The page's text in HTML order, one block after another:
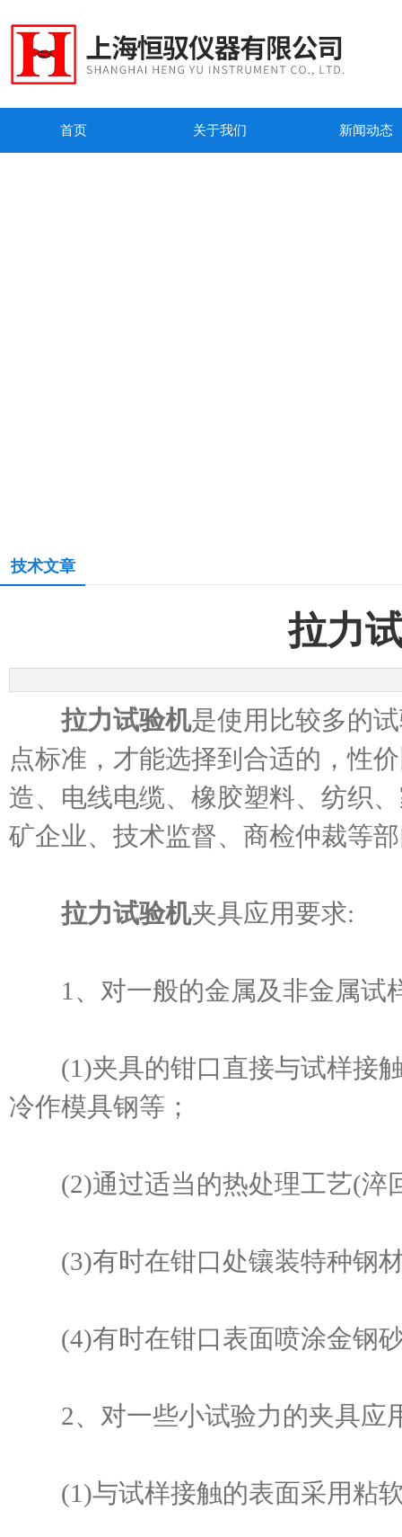
首页 关于我们 新闻动态
技术文章
拉力
拉力试验机是使用比较多的
点标准，才能选择到合适的，性
造、电线电缆、橡胶塑料、纺织
矿企业、技术监督、商检仲裁等
拉力试验机夹具应用要求:
1、对一般的金属及非金属试
(1)夹具的钳口直接与试样接触
冷作模具钢等；
(2)通过适当的热处理工艺(淬
(3)有时在钳口处镶装特种钢
(4)有时在钳口表面喷涂金钢
2、对一些小试验力的夹具应
(1)与试样接触的表面采用粘